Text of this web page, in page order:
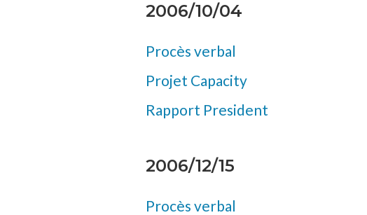
2006/10/04
Procès verbal
Projet Capacity
Rapport President
2006/12/15
Procès verbal